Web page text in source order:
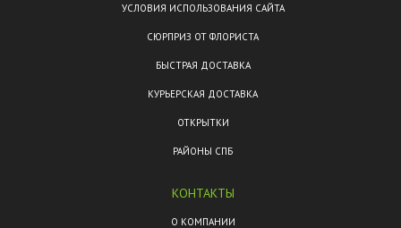
УСЛОВИЯ ИСПОЛЬЗОВАНИЯ САЙТА
СЮРПРИЗ ОТ ФЛОРИСТА
БЫСТРАЯ ДОСТАВКА
КУРЬЕРСКАЯ ДОСТАВКА
ОТКРЫТКИ
РАЙОНЫ СПБ
КОНТАКТЫ
О КОМПАНИИ